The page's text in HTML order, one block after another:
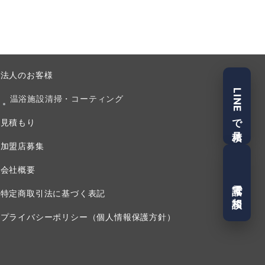
法人のお客様
温浴施設清掃・コーティング
見積もり
加盟店募集
会社概要
特定商取引法に基づく表記
プライバシーポリシー（個人情報保護方針）
LINEで見積
電話で相談